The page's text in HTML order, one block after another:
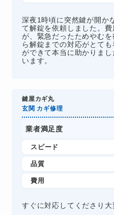
深夜1時頃に突然鍵が開か
て解錠を依頼しました。
が、緊急だったためやむ
ら解錠までの対応がとて
ができて本当に助かりま
います。
鍵屋カギ丸
玄関 カギ修理
業者満足度
スピード
品質
費用
すぐに対応してくださり大